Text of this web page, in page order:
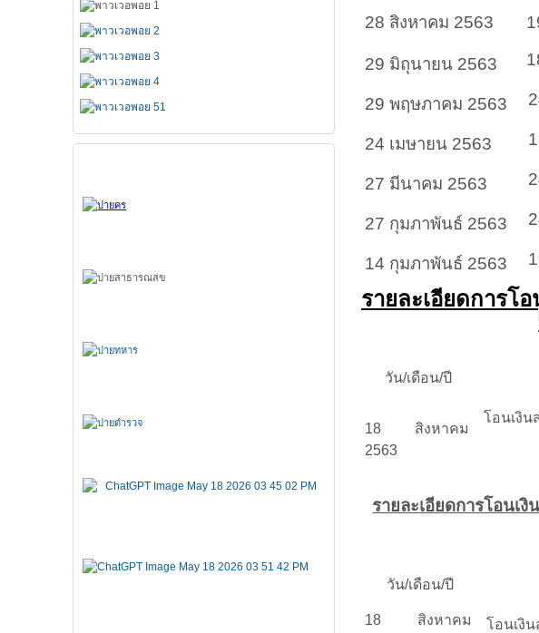
28 สิงหาคม 2563
29 มิถุนายน 2563
29 พฤษภาคม 2563
24 เมษายน 2563
27 มีนาคม 2563
27 กุมภาพันธ์ 2563
14 กุมภาพันธ์ 2563
รายละเอียดการโ
วัน/เดือน/ปี
18 สิงหาคม
2563
โอนเงิน
รายละเอียดการโอนเ
วัน/เดือน/ปี
18 สิงหาคม โอนเงิ